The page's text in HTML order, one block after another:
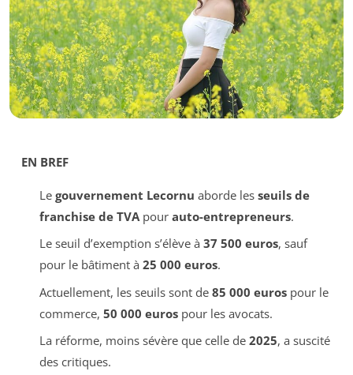
EN BREF
Le gouvernement Lecornu aborde les seuils de
franchise de TVApour auto-entrepreneurs.
Le seuil d’exemption s’élève à 37 500 euros, sauf
pour le bâtiment à 25 000 euros.
Actuellement, les seuils sont de 85 000 eurospour le
commerce, 50 000 eurospour les avocats.
La réforme, moins sévère que celle de 2025, a suscité
des critiques.